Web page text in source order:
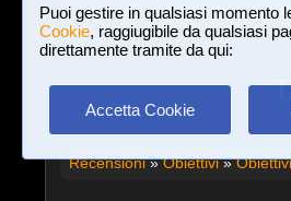
Puoi gestire in qualsiasi momento
Cookie, raggiugibile da qualsiasi
direttamente tramite da qui:
Accetta Cookie
Login Iscriviti a
Recensioni»Obiettivi»